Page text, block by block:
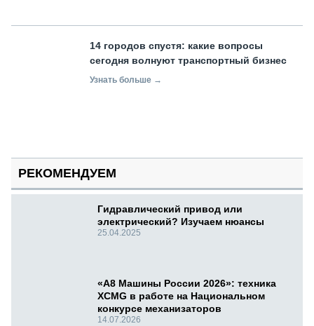
14 городов спустя: какие вопросы
сегодня волнуют транспортный бизнес
Узнать больше →
РЕКОМЕНДУЕМ
Гидравлический привод или
электрический? Изучаем нюансы
25.04.2025
«А8 Машины России 2026»: техника
XCMG в работе на Национальном
конкурсе механизаторов
14.07.2026